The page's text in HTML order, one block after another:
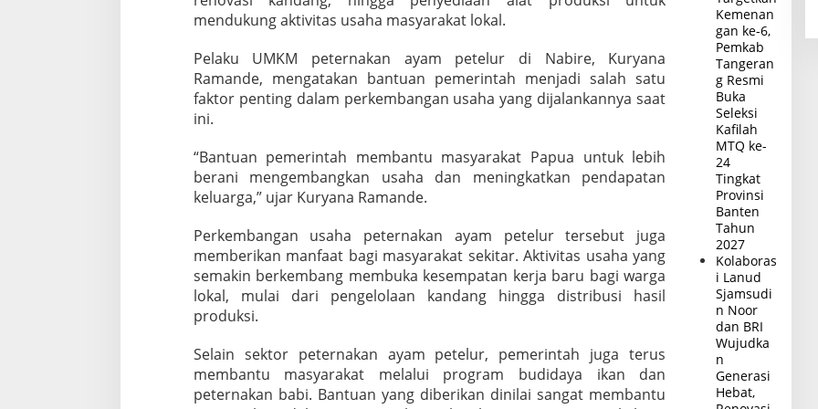
g
a
mendukung aktivitas usaha masyarakat lokal.
Pelaku UMKM peternakan ayam petelur di Nabire, Kuryana
Ramande, mengatakan bantuan pemerintah menjadi salah satu
faktor penting dalam perkembangan usaha yang dijalankannya saat
ini.
“Bantuan pemerintah membantu masyarakat Papua untuk lebih
berani mengembangkan usaha dan meningkatkan pendapatan
keluarga,” ujar Kuryana Ramande.
Perkembangan usaha peternakan ayam petelur tersebut juga
memberikan manfaat bagi masyarakat sekitar. Aktivitas usaha yang
semakin berkembang membuka kesempatan kerja baru bagi warga
lokal, mulai dari pengelolaan kandang hingga distribusi hasil
produksi.
Selain sektor peternakan ayam petelur, pemerintah juga terus
membantu masyarakat melalui program budidaya ikan dan
peternakan babi. Bantuan yang diberikan dinilai sangat membantu
Kemenan
gan ke-6,
Pemkab
Tangeran
g Resmi
Buka
Seleksi
Kafilah
MTQ ke-
24
Tingkat
Provinsi
Banten
Tahun
2027
Kolaboras
i Lanud
Sjamsudi
n Noor
dan BRI
Wujudka
n
Generasi
Hebat,